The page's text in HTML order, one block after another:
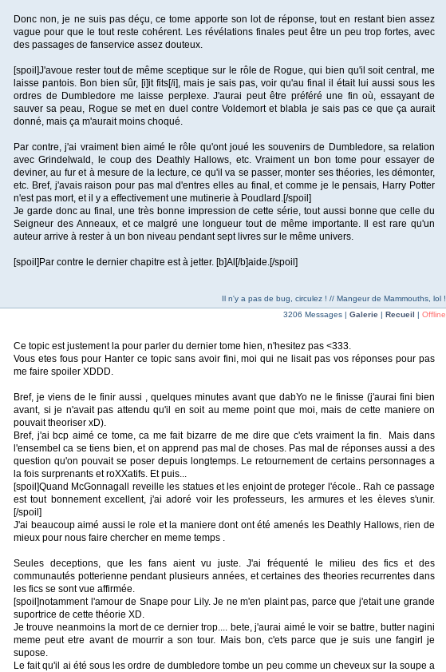
Donc non, je ne suis pas déçu, ce tome apporte son lot de réponse, tout en restant bien assez
vague pour que le tout reste cohérent. Les révélations finales peut être un peu trop fortes, avec
des passages de fanservice assez douteux.
[spoil]J'avoue rester tout de même sceptique sur le rôle de Rogue, qui bien qu'il soit central, me
laisse pantois. Bon bien sûr, [i]it fits[/i], mais je sais pas, voir qu'au final il était lui aussi sous les
ordres de Dumbledore me laisse perplexe. J'aurai peut être préféré une fin où, essayant de
sauver sa peau, Rogue se met en duel contre Voldemort et blabla je sais pas ce que ça aurait
donné, mais ça m'aurait moins choqué.
Par contre, j'ai vraiment bien aimé le rôle qu'ont joué les souvenirs de Dumbledore, sa relation
avec Grindelwald, le coup des Deathly Hallows, etc. Vraiment un bon tome pour essayer de
deviner, au fur et à mesure de la lecture, ce qu'il va se passer, monter ses théories, les démonter,
etc. Bref, j'avais raison pour pas mal d'entres elles au final, et comme je le pensais, Harry Potter
n'est pas mort, et il y a effectivement une mutinerie à Poudlard.[/spoil]
Je garde donc au final, une très bonne impression de cette série, tout aussi bonne que celle du
Seigneur des Anneaux, et ce malgré une longueur tout de même importante. Il est rare qu'un
auteur arrive à rester à un bon niveau pendant sept livres sur le même univers.
[spoil]Par contre le dernier chapitre est à jetter. [b]Al[/b]aide.[/spoil]
Il n'y a pas de bug, circulez ! // Mangeur de Mammouths, lol !
3206 Messages | Galerie | Recueil | Offline
Ce topic est justement la pour parler du dernier tome hien, n'hesitez pas <333.
Vous etes fous pour Hanter ce topic sans avoir fini, moi qui ne lisait pas vos réponses pour pas
me faire spoiler XDDD.
Bref, je viens de le finir aussi , quelques minutes avant que dabYo ne le finisse (j'aurai fini bien
avant, si je n'avait pas attendu qu'il en soit au meme point que moi, mais de cette maniere on
pouvait theoriser xD).
Bref, j'ai bcp aimé ce tome, ca me fait bizarre de me dire que c'ets vraiment la fin. Mais dans
l'ensembel ca se tiens bien, et on apprend pas mal de choses. Pas mal de réponses aussi a des
question qu'on pouvait se poser depuis longtemps. Le retournement de certains personnages a
la fois surprenants et roXXatifs. Et puis...
[spoil]Quand McGonnagall reveille les statues et les enjoint de proteger l'école.. Rah ce passage
est tout bonnement excellent, j'ai adoré voir les professeurs, les armures et les èleves s'unir.
[/spoil]
J'ai beaucoup aimé aussi le role et la maniere dont ont été amenés les Deathly Hallows, rien de
mieux pour nous faire chercher en meme temps .
Seules deceptions, que les fans aient vu juste. J'ai fréquenté le milieu des fics et des
communautés potterienne pendant plusieurs années, et certaines des theories recurrentes dans
les fics se sont vue affirmée.
[spoil]notamment l'amour de Snape pour Lily. Je ne m'en plaint pas, parce que j'etait une grande
suportrice de cette théorie XD.
Je trouve neanmoins la mort de ce dernier trop.... bete, j'aurai aimé le voir se battre, butter nagini
meme peut etre avant de mourrir a son tour. Mais bon, c'ets parce que je suis une fangirl je
supose.
Le fait qu'il ai été sous les ordre de dumbledore tombe un peu comme un cheveux sur la soupe a